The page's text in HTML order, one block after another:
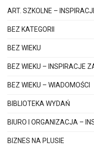
ART. SZKOLNE –
BEZ KATEGORII
BEZ WIEKU
BEZ WIEKU – INSPIRACJE
BEZ WIEKU – WIADOMOŚCI
BIBLIOTEKA WYDAŃ
BIURO I ORGANIZACJA –
BIZNES NA PLUSIE